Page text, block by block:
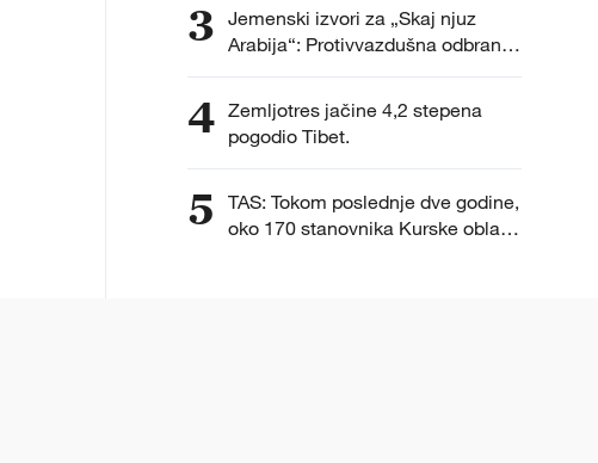
bezbednosti u regionu.
3 Jemenski izvori za „Skaj njuz
Arabija“: Protivvazdušna odbrana
pucala na bespilotne letelice
provinciji Hadramaut.
4 Zemljotres jačine 4,2 stepena
pogodio Tibet.
5
TAS: Tokom poslednje dve godine,
oko 170 stanovnika Kurske oblasti